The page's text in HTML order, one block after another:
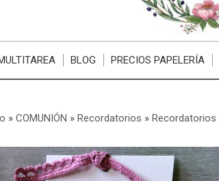
BLOG PRECIOS PAPELERÍA
» COMUNIÓN » Recordatorios » Recordatorios